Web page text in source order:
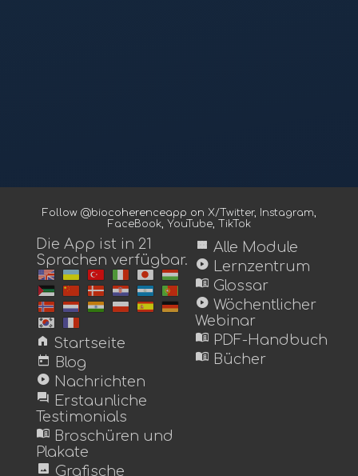
Follow @biocoherenceapp on X/Twitter, Instagram,
FaceBook, YouTube, TikTok
Die App ist in 21
Sprachen verfügbar.
home Startseite
today Blog
play_circle Nachrichten
forum Erstaunliche
Testimonials
menu_book Broschüren und
Plakate
image Grafische
view_module Alle Module
play_circle Lernzentrum
menu_book Glossar
play_circle Wöchentlicher
Webinar
menu_book PDF-Handbuch
menu_book Bücher